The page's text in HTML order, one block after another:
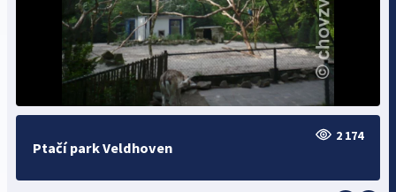
Ptačí park Veldhoven
2 174